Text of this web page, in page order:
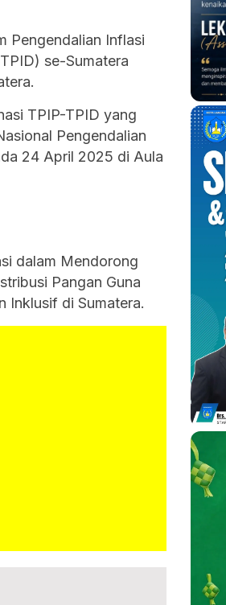
Pengendalian Inflasi
se-Sumatera
TPIP-TPID yang
Pengendalian
24 April 2025 di Aula
dalam Mendorong
Pangan Guna
Inklusif di Sumatera.